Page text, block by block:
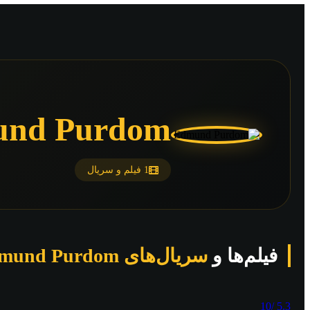
Purdom
1 فیلم و سریال
فیلم‌ها و سریال‌های Edmund Purdom
5.3
/10